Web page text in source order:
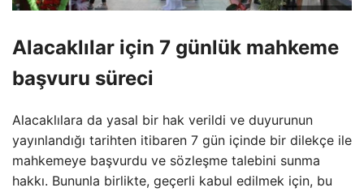
Alacaklılar için 7 günlük mahkeme
başvuru süreci
Alacaklılara da yasal bir hak verildi ve duyurunun
yayınlandığı tarihten itibaren 7 gün içinde bir dilekçe ile
mahkemeye başvurdu ve sözleşme talebini sunma
hakkı. Bununla birlikte, geçerli kabul edilmek için, bu